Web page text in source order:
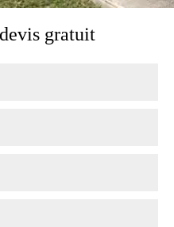
gratuit